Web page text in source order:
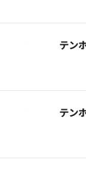
テン
テン